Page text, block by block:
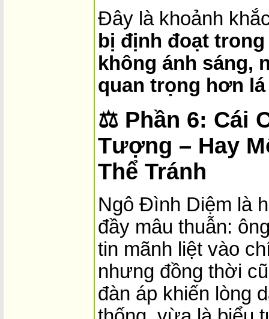
Đây là khoảnh
bị định đoạt
không ánh sáng,
quan trọng hơn
⚖️ Phần 6: Cái
Tượng – Hay
Thể Tránh
Ngô Đình Diệm là
đầy mâu thuẫn:
tin mãnh liệt vào
nhưng đồng thời
đàn áp khiến lòng